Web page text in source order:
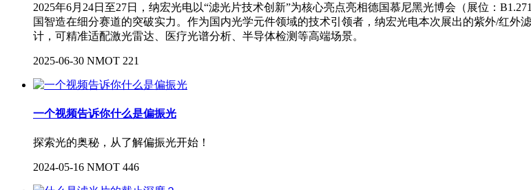
2025年6月24日至27日，纳宏光电以“滤光片技术创新”为核心亮点亮相德国慕尼黑光博会（展位：
国智造在细分赛道的突破实力。作为国内光学元件领域的技术引领者，纳宏光电本次展出的紫外/红
计，可精准适配激光雷达、医疗光谱分析、半导体检测等高端场景。
2025-06-30 NMOT 221
一个视频告诉你什么是偏振光
探索光的奥秘，从了解偏振光开始！
2024-05-16 NMOT 446